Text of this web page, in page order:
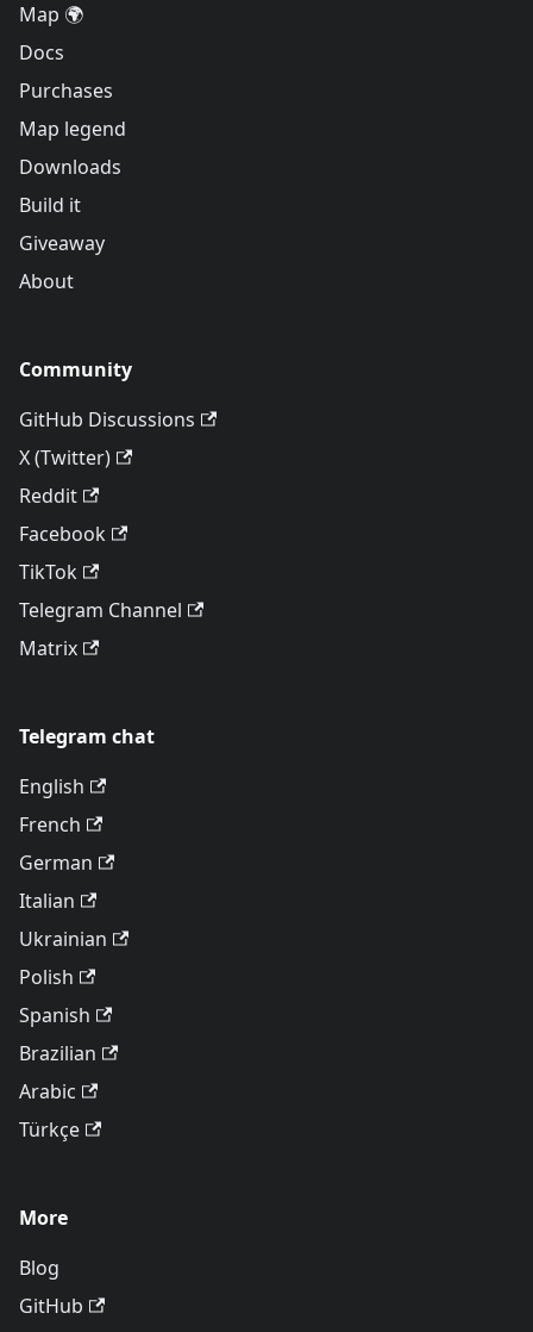
Map 🌍
Docs
Purchases
Map legend
Downloads
Build it
Giveaway
About
Community
GitHub Discussions
X (Twitter)
Reddit
Facebook
TikTok
Telegram Channel
Matrix
Telegram chat
English
French
German
Italian
Ukrainian
Polish
Spanish
Brazilian
Arabic
Türkçe
More
Blog
GitHub